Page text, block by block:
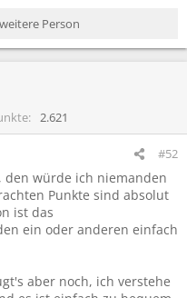
Person
2.621
#52
den würde ich niemanden
Punkte sind absolut
ist das
ein oder anderen einfach
aber noch, ich verstehe